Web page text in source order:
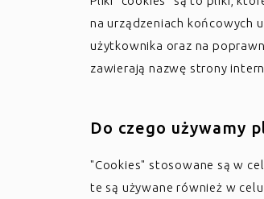
na urządzeniach końcowych
użytkownika oraz na
zawierają nazwę strony
Do czego używamy
"Cookies" stosowane są w
te są używane również w